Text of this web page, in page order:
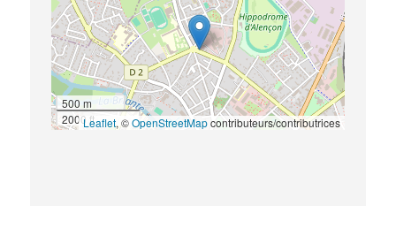
500 m
2000 ftLeaflet, ©OpenStreetMapcontributeurs/contributrices